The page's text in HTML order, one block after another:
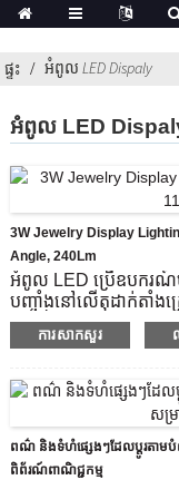
ផ្ទះ អំពូល LED Dispaly
អំពូល LED
3W Jewelry Display
Angle, 240Lm
អំពូល LED ប្រើឧបករណ៍ប
បញ្ចាំងនៅលើតុដាក់តាំងគ្
សំលៀកបំពាក់ទាន់សម័យ និង
បង្កើនបរិយាកាសភ្លឺចែ
អង្កត់ផ្ចិត 12 ម។
ការផ្គត់ផ្គង់ថាមពល
បង្ហាញខ្នាតតូចមានគុណ
ផ្តល់ទំហំកម្ពស់បង្គោល
ការសាកសួរ
ពណ៌ និងទំហំផ្សេងៗដែលប្ដូរតាមបំ
ពិព័រណ៍ពាណិជ្ជកម្ម